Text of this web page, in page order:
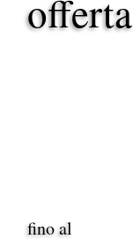
offerta
fino al